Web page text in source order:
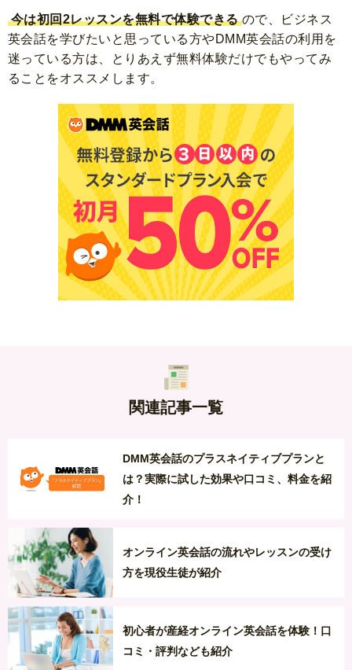
今は初回2レッスンを無料で体験できる ので、ビジネス
英会話を学びたいと思っている方やDMM英会話の利用を
迷っている方は、とりあえず無料体験だけでもやってみ
ることをオススメします。
関連記事一覧
DMM英会話のプラスネイティブプランと
は？実際に試した効果や口コミ、料金を紹
介！
オンライン英会話の流れやレッスンの受け
方を現役生徒が紹介
初心者が産経オンライン英会話を体験！口
コミ・評判なども紹介